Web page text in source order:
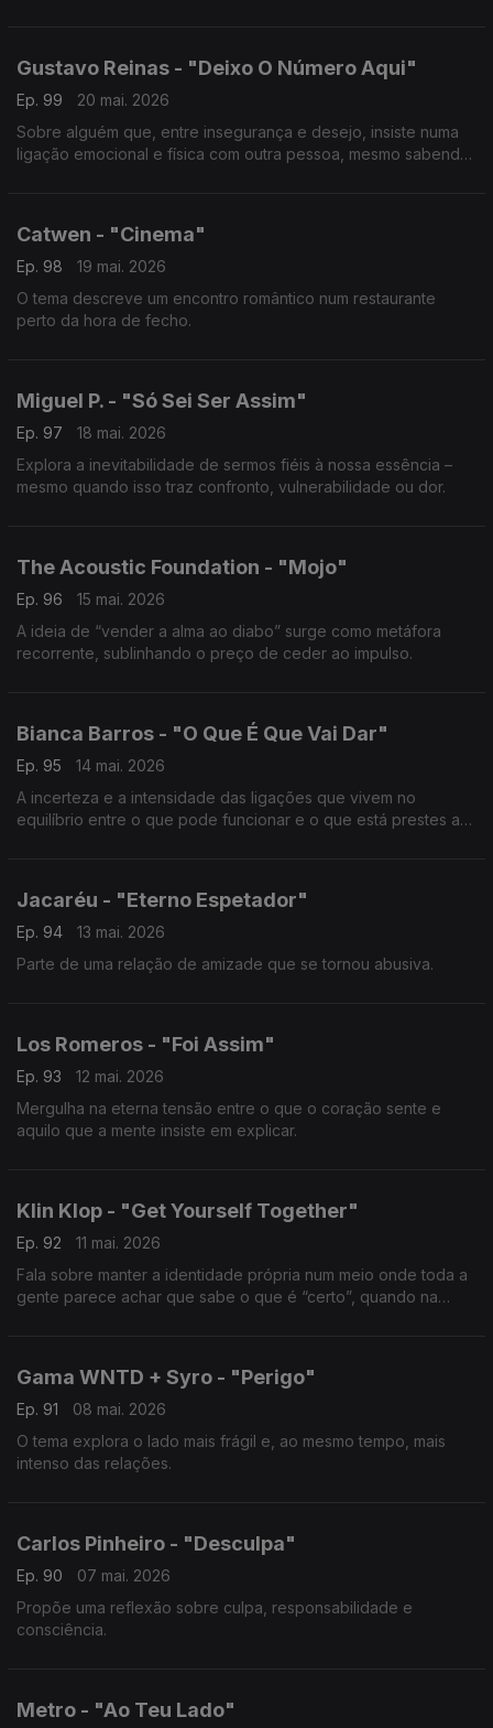
Gustavo Reinas - "Deixo O Número Aqui"
Ep. 99
20 mai. 2026
Sobre alguém que, entre insegurança e desejo, insiste numa
ligação emocional e física com outra pessoa, mesmo sabendo
Catwen - "Cinema"
Ep. 98
19 mai. 2026
O tema descreve um encontro romântico num restaurante
perto da hora de fecho.
Miguel P. - "Só Sei Ser Assim"
Ep. 97
18 mai. 2026
Explora a inevitabilidade de sermos fiéis à nossa essência –
mesmo quando isso traz confronto, vulnerabilidade ou dor.
The Acoustic Foundation - "Mojo"
Ep. 96
15 mai. 2026
A ideia de “vender a alma ao diabo” surge como metáfora
recorrente, sublinhando o preço de ceder ao impulso.
Bianca Barros - "O Que É Que Vai Dar"
Ep. 95
14 mai. 2026
A incerteza e a intensidade das ligações que vivem no
equilíbrio entre o que pode funcionar e o que está prestes a
Jacaréu - "Eterno Espetador"
Ep. 94
13 mai. 2026
Parte de uma relação de amizade que se tornou abusiva.
Los Romeros - "Foi Assim"
Ep. 93
12 mai. 2026
Mergulha na eterna tensão entre o que o coração sente e
aquilo que a mente insiste em explicar.
Klin Klop - "Get Yourself Together"
Ep. 92
11 mai. 2026
Fala sobre manter a identidade própria num meio onde toda a
gente parece achar que sabe o que é “certo”, quando na
Gama WNTD + Syro - "Perigo"
Ep. 91
08 mai. 2026
O tema explora o lado mais frágil e, ao mesmo tempo, mais
intenso das relações.
Carlos Pinheiro - "Desculpa"
Ep. 90
07 mai. 2026
Propõe uma reflexão sobre culpa, responsabilidade e
consciência.
Metro - "Ao Teu Lado"